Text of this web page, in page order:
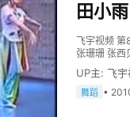
田小
飞宇视频 第
张珊珊 张西
UP主: 飞宇
舞蹈 •